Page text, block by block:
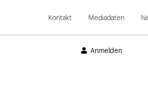
Kontakt Mediadaten
Anmelden